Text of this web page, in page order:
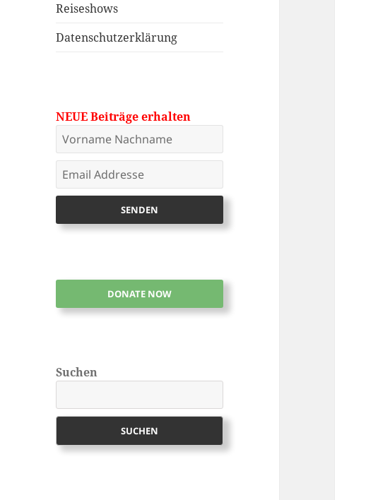
Reiseshows
Datenschutzerklärung
NEUE Beiträge erhalten
DONATE NOW
Suchen
SUCHEN